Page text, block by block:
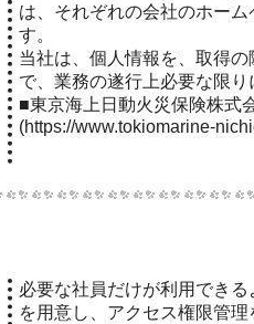
は、それぞれの会社のホー
す。
当社は、個人情報を、取得
で、業務の遂行上必要な限り
■東京海上日動火災保険株式
(https://www.tokiomarine-
必要な社員だけが利用でき
を用意し、アクセス権限管